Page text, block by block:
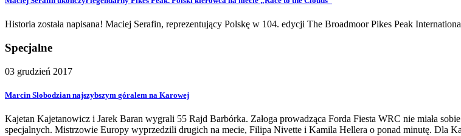
Historia została napisana! Maciej Serafin, reprezentujący Polskę w 104. edycji The Broadmoor Pikes Peak
Specjalne
03 grudzień 2017
Marcin Słobodzian najszybszym góralem na Karowej
Kajetan Kajetanowicz i Jarek Baran wygrali 55 Rajd Barbórka. Załoga prowadząca Forda Fiesta WRC nie miała
specjalnych. Mistrzowie Europy wyprzedzili drugich na mecie, Filipa Nivette i Kamila Hellera o ponad minutę. Dla